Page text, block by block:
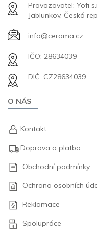
Provozovatel: Yofi
Jablunkov, Česká
info@cerama.cz
IČO: 28634039
DIČ: CZ28634039
O NÁS
Kontakt
Doprava a platba
Obchodní podmínky
Ochrana osobních
Reklamace
Spolupráce